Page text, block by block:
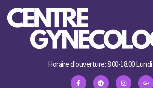
Horaire d'ouverture: 8.00-18.00